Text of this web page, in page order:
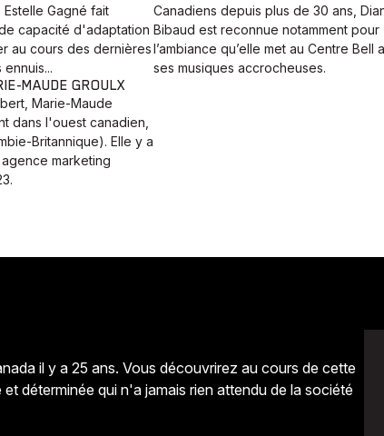
Gagné fait
capacité d'adaptation
au cours des dernières
Canadiens depuis plus de 30 ans,
Bibaud est reconnue notamment pour
l’ambiance qu’elle met au Centre Bell
ses musiques accrocheuses.
MAUDE GROULX
Marie-Maude
dans l'ouest canadien,
Britannique). Elle y a
marketing
il y a 25 ans. Vous découvrirez au cours de cette
déterminée qui n'a jamais rien attendu de la société